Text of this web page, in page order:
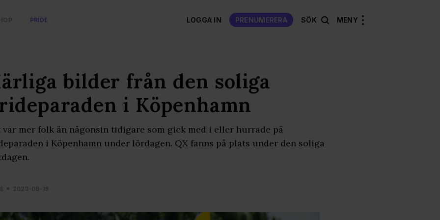
PRIDE LOGGA IN PRENUMERERA SÖK MENY
bilder från den soliga
i Köpenhamn
var mer folk än någonsin tidigare som gick med i eller hurrade på
i Köpenhamn under lördagen. QX fanns på plats under den soliga
2023-08-19